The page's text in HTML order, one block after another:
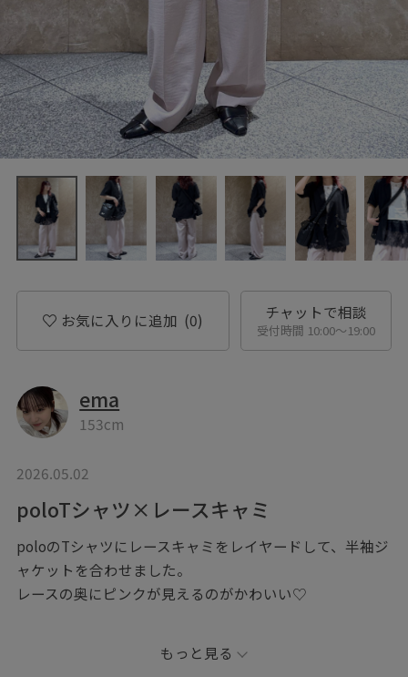
お気に入りに追加 (0) チャットで相談
受付時間 10:00〜19:00
ema
153cm
2026.05.02
poloTシャツ×レースキャミ
poloのTシャツにレースキャミをレイヤードして、半袖ジ
ャケットを合わせました。
レースの奥にピンクが見えるのがかわいい♡
もっと見る